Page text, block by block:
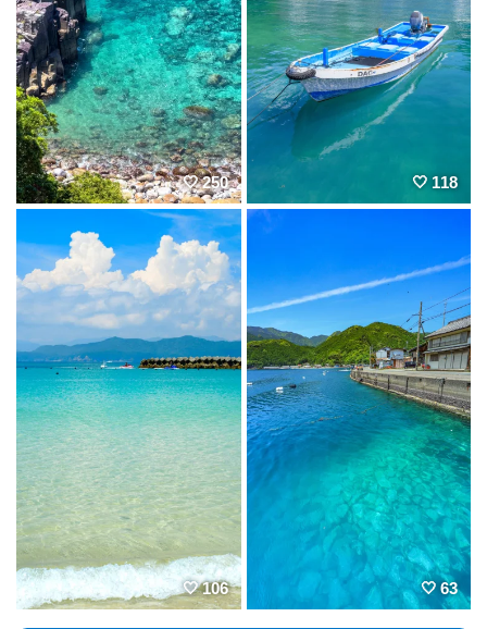
250 118
106 63